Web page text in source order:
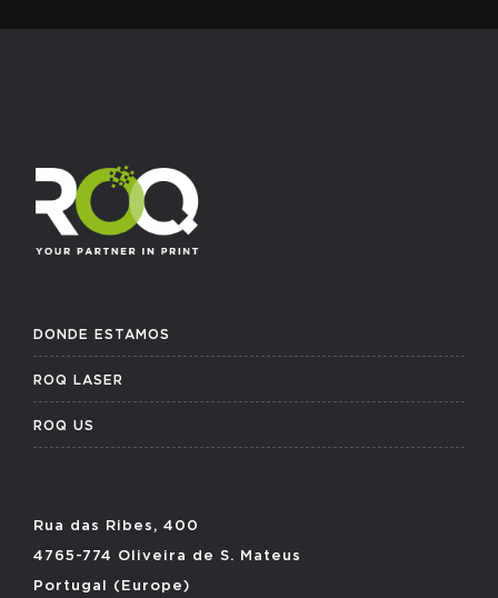
DONDE ESTAMOS
ROQ LASER
ROQ US
Rua das Ribes, 400
4765-774 Oliveira de S. Mateus
Portugal (Europe)